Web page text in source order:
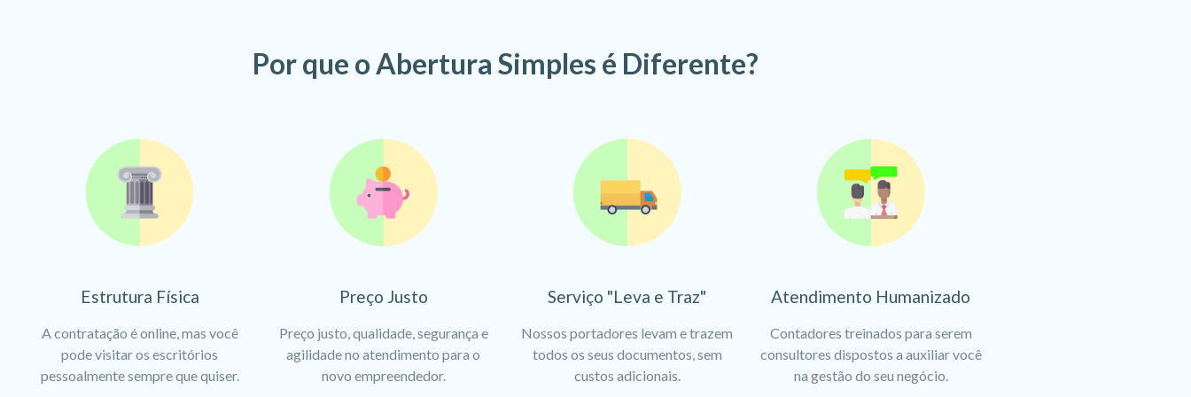
Por que o Abertura Simples é Diferente?
Estrutura Física
A contratação é online, mas você
pode visitar os escritórios
pessoalmente sempre que quiser.
Preço Justo
Preço justo, qualidade, segurança e
agilidade no atendimento para o
novo empreendedor.
Serviço "Leva e Traz"
Nossos portadores levam e trazem
todos os seus documentos, sem
custos adicionais.
Atendimento Humanizado
Contadores treinados para serem
consultores dispostos a auxiliar você
na gestão do seu negócio.